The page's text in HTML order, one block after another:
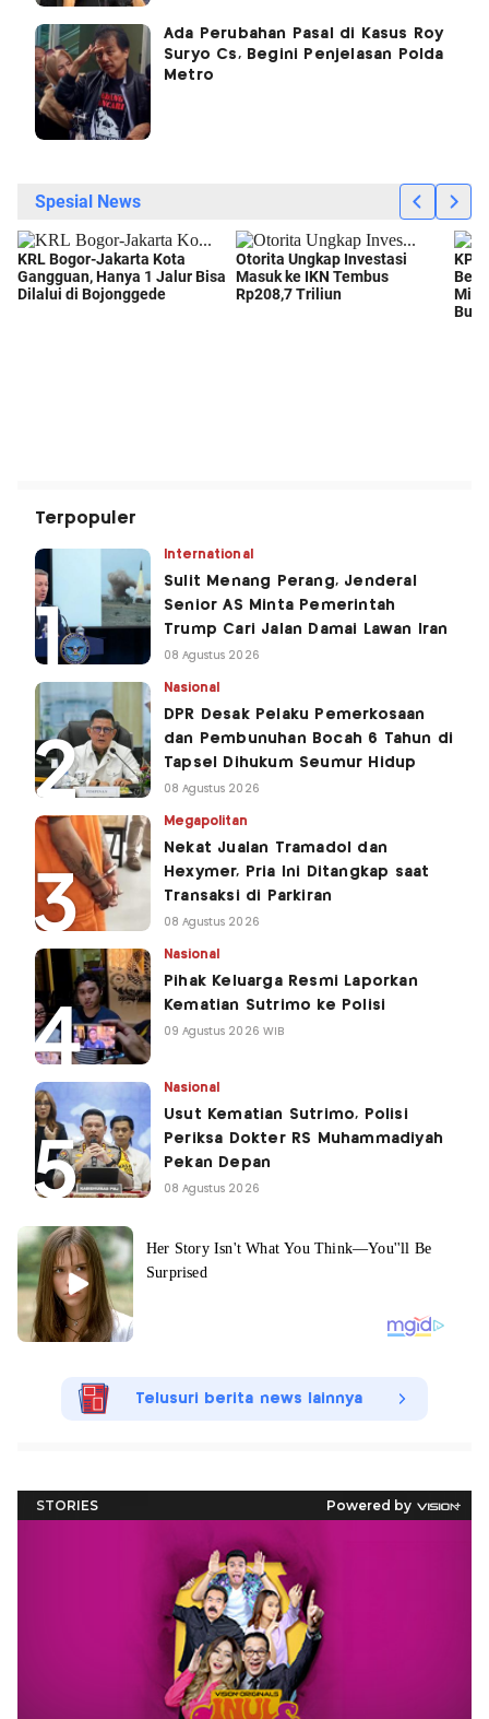
Ada Perubahan Pasal di Kasus Roy
Suryo Cs, Begini Penjelasan Polda
Metro
Terpopuler
International
Sulit Menang Perang, Jenderal
Senior AS Minta Pemerintah
Trump Cari Jalan Damai Lawan Iran
08 Agustus 2026
Nasional
DPR Desak Pelaku Pemerkosaan
dan Pembunuhan Bocah 6 Tahun di
Tapsel Dihukum Seumur Hidup
08 Agustus 2026
Megapolitan
Nekat Jualan Tramadol dan
Hexymer, Pria Ini Ditangkap saat
Transaksi di Parkiran
08 Agustus 2026
Nasional
Pihak Keluarga Resmi Laporkan
Kematian Sutrimo ke Polisi
09 Agustus 2026 WIB
Nasional
Usut Kematian Sutrimo, Polisi
Periksa Dokter RS Muhammadiyah
Pekan Depan
08 Agustus 2026
Telusuri berita news lainnya